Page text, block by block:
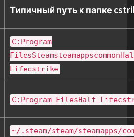
Типичный путь к папке
C:Program
Lifecstrike
C:Program FilesHalf-
~/.steam/steam/steamapps/